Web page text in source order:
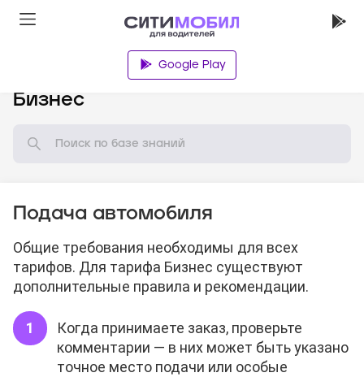
Google Play
Бизнес
Подача автомобиля
Общие требования необходимы для всех
тарифов. Для тарифа Бизнес существуют
дополнительные правила и рекомендации.
Когда принимаете заказ, проверьте
комментарии — в них может быть указано
точное место подачи или особые